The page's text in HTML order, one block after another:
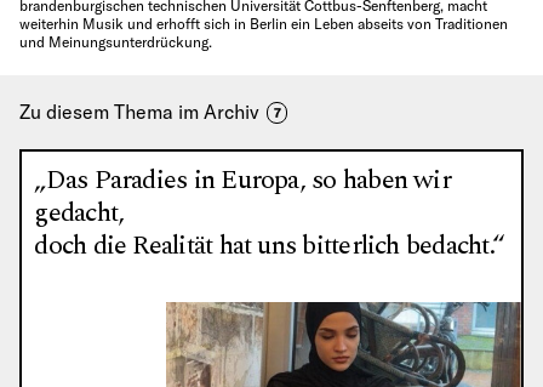
brandenburgischen technischen Universität Cottbus-Senftenberg, macht
weiterhin Musik und erhofft sich in Berlin ein Leben abseits von Traditionen
und Meinungsunterdrückung.
Zu diesem Thema im Archiv 7
„Das Paradies in Europa, so haben wir
gedacht,
doch die Realität hat uns bitterlich bedacht.“